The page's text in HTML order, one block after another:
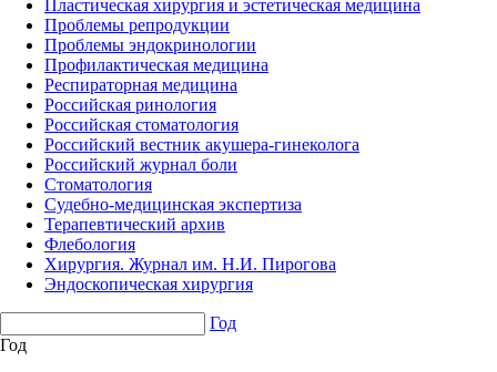
Пластическая хирургия и эстетическая медицина
Проблемы репродукции
Проблемы эндокринологии
Профилактическая медицина
Респираторная медицина
Российская ринология
Российская стоматология
Российский вестник акушера-гинеколога
Российский журнал боли
Стоматология
Судебно-медицинская экспертиза
Терапевтический архив
Флебология
Хирургия. Журнал им. Н.И. Пирогова
Эндоскопическая хирургия
Год
Год